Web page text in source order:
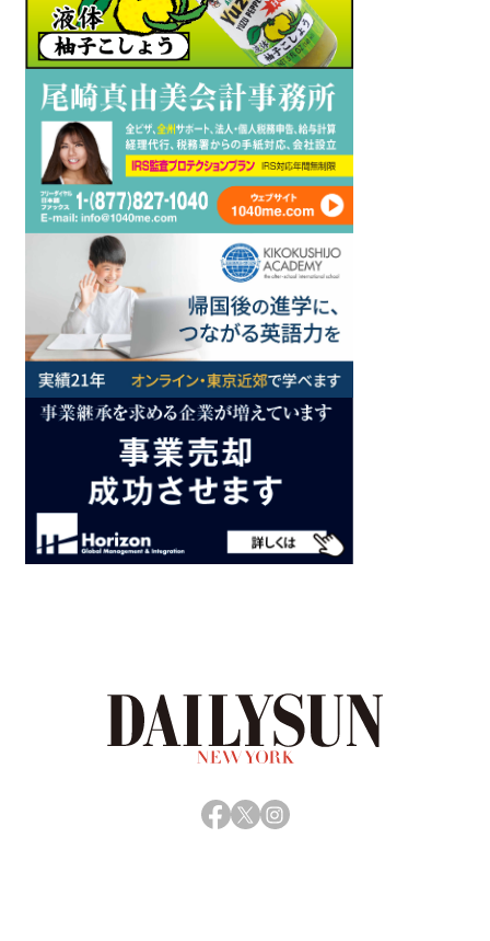
Facebook
X Instagram